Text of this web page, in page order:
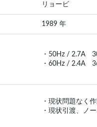
リョービ
1989 年
・50Hz / 2.7A
・60Hz / 2.4A
・現状問題なく
・現状引渡、ノ